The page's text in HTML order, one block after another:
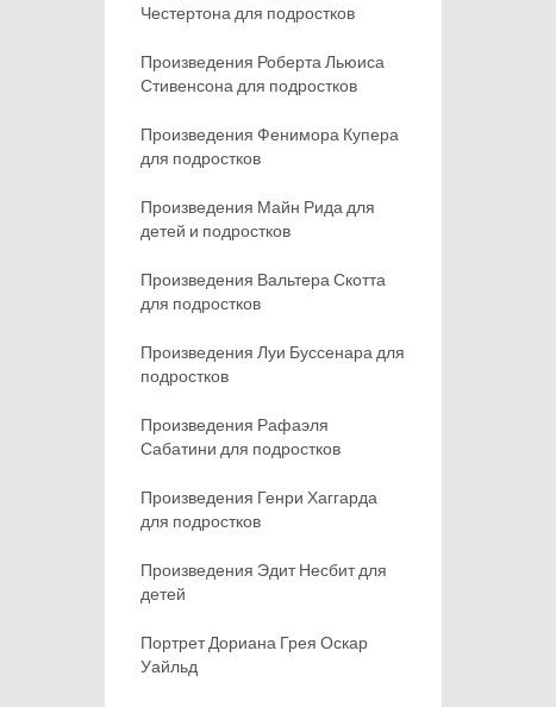
Честертона для подростков
Произведения Роберта Льюиса
Стивенсона для подростков
Произведения Фенимора Купера
для подростков
Произведения Майн Рида для
детей и подростков
Произведения Вальтера Скотта
для подростков
Произведения Луи Буссенара для
подростков
Произведения Рафаэля
Сабатини для подростков
Произведения Генри Хаггарда
для подростков
Произведения Эдит Несбит для
детей
Портрет Дориана Грея Оскар
Уайльд